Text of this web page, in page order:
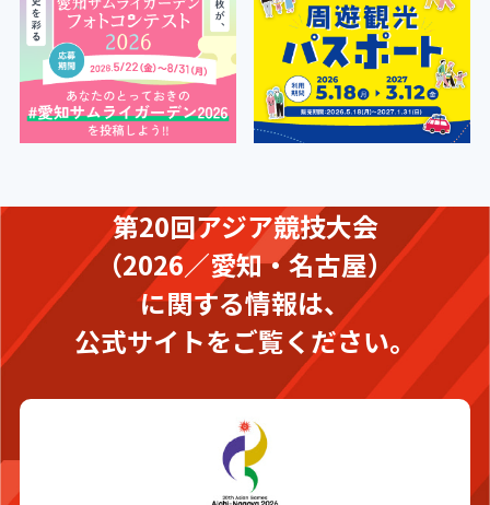
第20回アジア競技大会
（2026／愛知・名古屋）
に関する情報は、
公式サイトをご覧ください。